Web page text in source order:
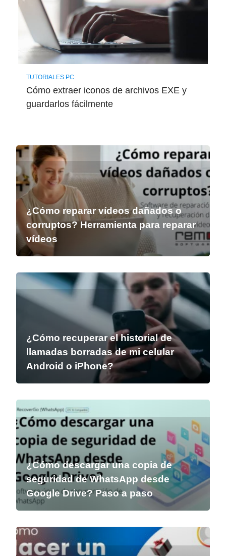
TUTORIALES PC
Cómo extraer iconos de archivos EXE y
guardarlos fácilmente
¿Cómo reparar vídeos dañados o
corruptos? Herramienta para reparar
vídeos
¿Cómo recuperar el historial de
llamadas borradas de mi celular
Android o iPhone?
¿Cómo descargar una copia de
seguridad de WhatsApp desde
Google Drive? Paso a paso